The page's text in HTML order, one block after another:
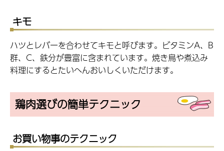
キモ
ハツとレバーを合わせてキモと呼びます。ビタミンA、B
群、C、鉄分が豊富に含まれています。焼き鳥や煮込み
料理にするとたいへんおいしくいただけます。
鶏肉選びの簡単テクニック
お買い物事のテクニック